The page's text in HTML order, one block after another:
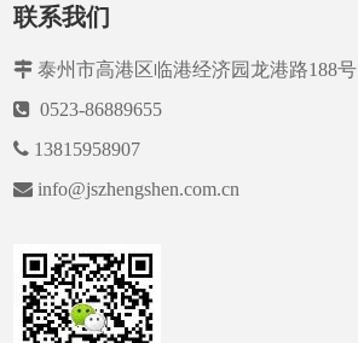
联系我们
 泰州市高港区临港经济园龙港路188号
 0523-86889655
 13815958907
 info@jszhengshen.com.cn